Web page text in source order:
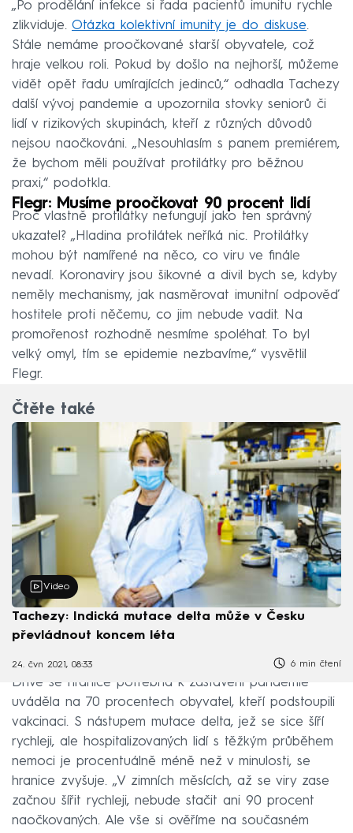
„Po prodělání infekce si řada pacientů imunitu rychle
zlikviduje. Otázka kolektivní imunity je do diskuse.
Stále nemáme proočkované starší obyvatele, což
hraje velkou roli. Pokud by došlo na nejhorší, můžeme
vidět opět řadu umírajících jedinců,“ odhadla Tachezy
další vývoj pandemie a upozornila stovky seniorů či
lidí v rizikových skupinách, kteří z různých důvodů
nejsou naočkováni. „Nesouhlasím s panem premiérem,
že bychom měli používat protilátky pro běžnou
praxi,“ podotkla.
Flegr: Musíme proočkovat 90 procent lidí
Proč vlastně protilátky nefungují jako ten správný
ukazatel? „Hladina protilátek neříká nic. Protilátky
mohou být namířené na něco, co viru ve finále
nevadí. Koronaviry jsou šikovné a divil bych se, kdyby
neměly mechanismy, jak nasměrovat imunitní odpověď
hostitele proti něčemu, co jim nebude vadit. Na
promořenost rozhodně nesmíme spoléhat. To byl
velký omyl, tím se epidemie nezbavíme,“ vysvětlil
Flegr.
Čtěte také
Video
Tachezy: Indická mutace delta může v Česku
převládnout koncem léta
24. čvn 2021, 08:33 6 min čtení
Dříve se hranice potřebná k zastavení pandemie
uváděla na 70 procentech obyvatel, kteří podstoupili
vakcinaci. S nástupem mutace delta, jež se sice šíří
rychleji, ale hospitalizovaných lidí s těžkým průběhem
nemoci je procentuálně méně než v minulosti, se
hranice zvyšuje. „V zimních měsících, až se viry zase
začnou šířit rychleji, nebude stačit ani 90 procent
naočkovaných. Ale vše si ověříme na současném